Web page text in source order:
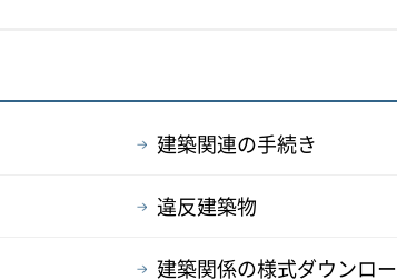
建築関連の手続き
違反建築物
建築関係の様式ダウンロ